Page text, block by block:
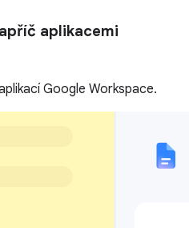
aplikacemi
Google Workspace.